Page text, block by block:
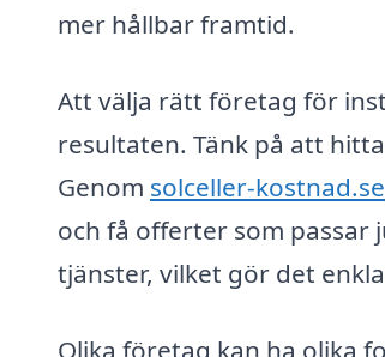
mer hållbar framtid.
Att välja rätt företag för
resultaten. Tänk på att
Genom solceller-kostnad.se
och få offerter som passar
tjänster, vilket gör det
Olika företag kan ha olika